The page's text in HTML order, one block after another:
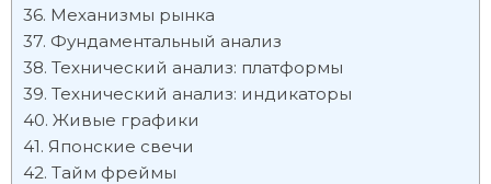
Механизмы рынка
Фундаментальный анализ
Технический анализ: платформы
Технический анализ: индикаторы
Живые графики
Японские свечи
Тайм фреймы